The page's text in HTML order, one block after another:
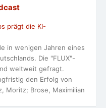
prägt die KI-
in wenigen Jahren eines
Die "FLUX"-
weltweit gefragt.
den Erfolg von
Moritz; Brose, Maximilian